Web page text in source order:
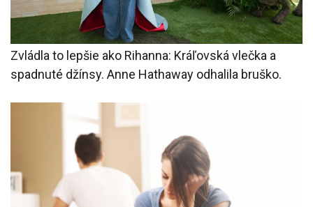
Zvládla to lepšie ako Rihanna: Kráľovská vlečka a
spadnuté džínsy. Anne Hathaway odhalila bruško.